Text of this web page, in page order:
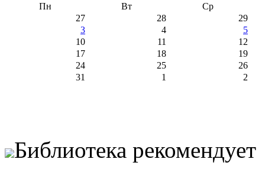
Пн Вт
Ср
27
28
29
3
4
5
10
11
12
17
18
19
24
25
26
31
1 2
Библиотека рекомендует